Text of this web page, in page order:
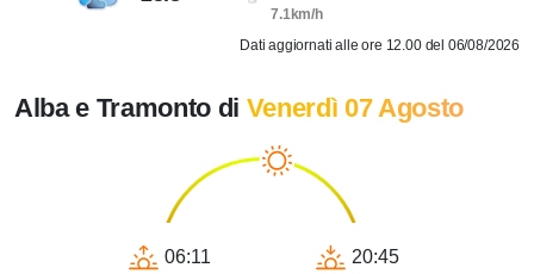
7.1km/h
Dati aggiornati alle ore 12.00 del 06/08/2026
Alba e Tramonto di Venerdì 07 Agosto
06:11
20:45